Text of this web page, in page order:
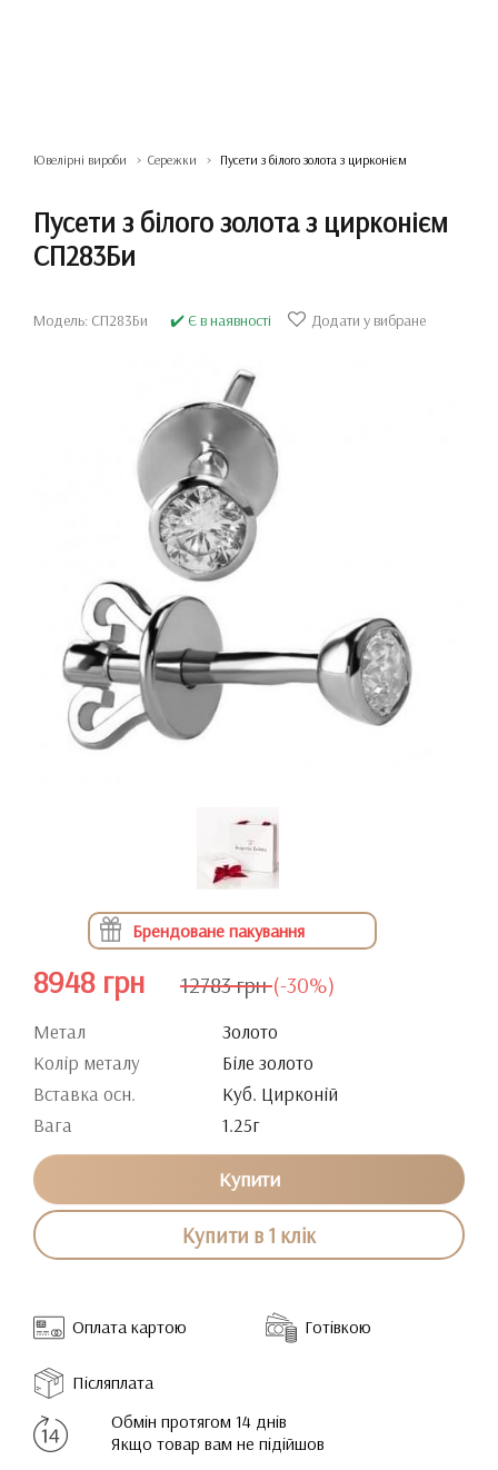
Ювелірні вироби Сережки Пусети з білого золота з цирконієм
Пусети з білого золота з цирконієм
СП283Би
Модель: СП283Би ✔️ Є в наявності Додати у вибране
Брендоване пакування
8948 грн 12783 грн (-30%)
Метал
Золото
Колір металу
Біле золото
Вставка осн.
Куб. Цирконій
Вага
1.25г
Купити
Купити в 1 клік
Оплата картою Готівкою
Післяплата
Обмін протягом 14 днів
Якщо товар вам не підійшов